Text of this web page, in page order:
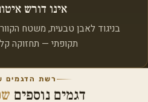
אינו דורש
בניגוד לאבן טבעית, משטח
תקופתי — תחזוקה
רשת הדגמים
דגמים נוספים